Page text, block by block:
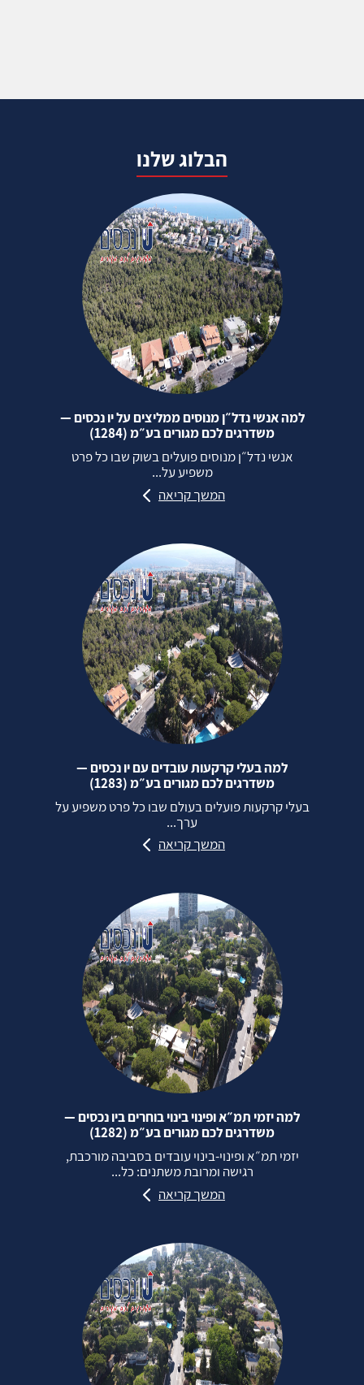
הבלוג שלנו
למה אנשי נדל״ן מנוסים ממליצים על יו נכסים —
משדרגים לכם מגורים בע״מ (1284)
אנשי נדל״ן מנוסים פועלים בשוק שבו כל פרט
משפיע על...
המשך קריאה
למה בעלי קרקעות עובדים עם יו נכסים —
משדרגים לכם מגורים בע״מ (1283)
בעלי קרקעות פועלים בעולם שבו כל פרט משפיע על
ערך...
המשך קריאה
למה יזמי תמ״א ופינוי בינוי בוחרים ביו נכסים —
משדרגים לכם מגורים בע״מ (1282)
יזמי תמ״א ופינוי‑בינוי עובדים בסביבה מורכבת,
רגישה ומרובת משתנים: כל...
המשך קריאה